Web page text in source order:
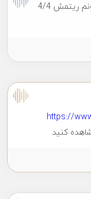
یه ویدیو برای زدن ریتمش هم میزارید ؟ میدونم ریتمش 4/4
https://
کنید